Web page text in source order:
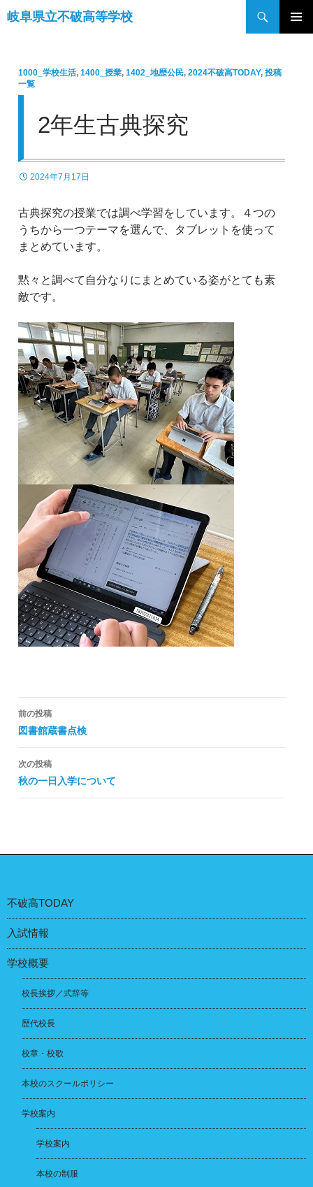
岐阜県立不破高等学校
検
索
1000_学校生活, 1400_授業, 1402_地歴公民, 2024不破高TODAY, 投稿
一覧
2年生古典探究
2024年7月17日
古典探究の授業では調べ学習をしています。４つの
うちから一つテーマを選んで、タブレットを使って
まとめています。
黙々と調べて自分なりにまとめている姿がとても素
敵です。
投
稿
ナ
ビ
シ
ン
前の投稿
図書館蔵書点検
次の投稿
秋の一日入学について
不破高TODAY
入試情報
学校概要
校長挨拶／式辞等
歴代校長
校章・校歌
本校のスクールポリシー
学校案内
学校案内
本校の制服